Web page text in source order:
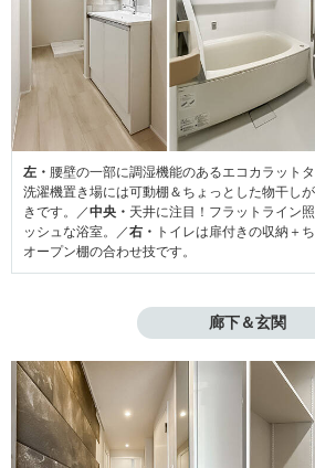
左・ 腰壁の一部に調湿機能のあるエコカラット
洗濯機置き場には可動棚＆ちょっとした物干し
きです。／中央・ 天井に注目！フラットライン
ッシュな浴室。／右・ トイレは扉付きの収納＋
オープン棚の合わせ技です。
廊下＆玄関